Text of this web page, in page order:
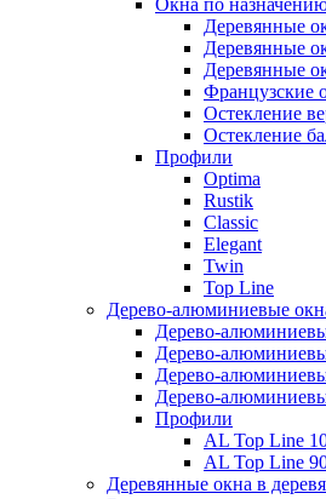
Окна по
Деревянные
Деревянные
Деревянные
Французские
Остекление
Остекление
Профили
Optima
Rustik
Classic
Elegant
Twin
Top Line
Дерево-алюминиевые
Дерево-
Дерево-
Дерево-
Дерево-
Профили
AL Top Line
AL Top Line
Деревянные окна в